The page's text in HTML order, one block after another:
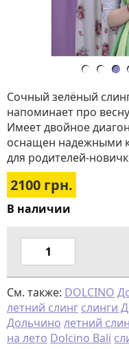
Сочный зелёный
напоминает про
Имеет двойное
оснащен надежными
для родителей-
2100 грн.
В наличии
См. также: DOLCINO
летний слинг слинги
Дольчино летний
на лето Dolcino Bali